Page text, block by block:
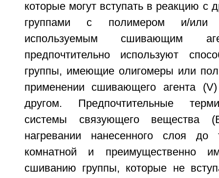
которые могут вступать в реакцию с
группами с полимером и/или
используемым сшивающим
предпочтительно используют
группы, имеющие олигомеры или
применении сшивающего агента
другом. Предпочтительные
системы связующего
нагревании нанесенного слоя
комнатной и преимущественно
сшиванию группы, которые не